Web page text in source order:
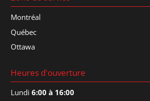
Montréal
Québec
Ottawa
Heures d'ouverture
Lundi6:00 à 16:00